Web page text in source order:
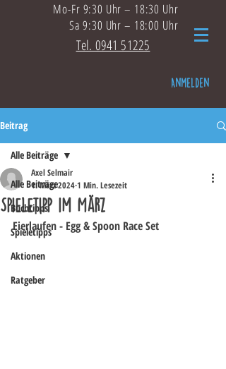
Tel. 0941 51225
Mo-Fr 9:30 Uhr – 18:30 Uhr
Sa 9:30 Uhr – 18:00 Uhr
Anmelden
Beitrag
Alle Beiträge
Buchtipps
Spieletipps
Aktionen
Ratgeber
Alle Beiträge
Spieletipp im März
Axel Selmair
1. März 20241 Min. Lesezeit
Eierlaufen - Egg & Spoon Race Set